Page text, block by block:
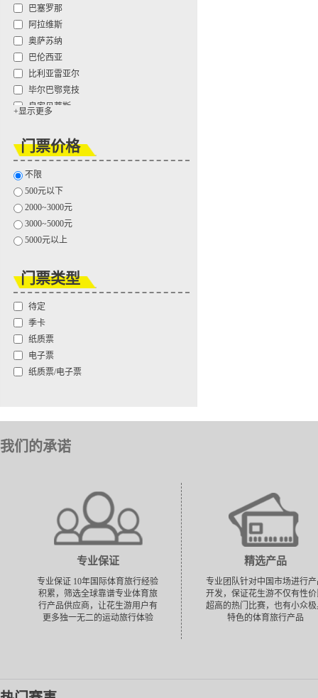
巴塞罗那
阿拉维斯
奥萨苏纳
巴伦西亚
比利亚雷亚尔
毕尔巴鄂竞技
皇家贝蒂斯
拉科鲁尼亚
马德里竞技
马拉加
塞尔塔
塞维利亚
西班牙人
莱万特
赫塔费
埃尔切
桑坦德竞技
+显示更多
门票价格
不限
500元以下
2000~3000元
3000~5000元
5000元以上
门票类型
待定
季卡
纸质票
电子票
纸质票/电子票
我们的承诺
专业保证
专业保证 10年国际体育旅行经验
积累，筛选全球靠谱专业体育旅
行产品供应商，让花生游用户有
更多独一无二的运动旅行体验
精选产品
专业团队针对中国市场进行产
开发，保证花生游不仅有性价
超高的热门比赛，也有小众极
特色的体育旅行产品